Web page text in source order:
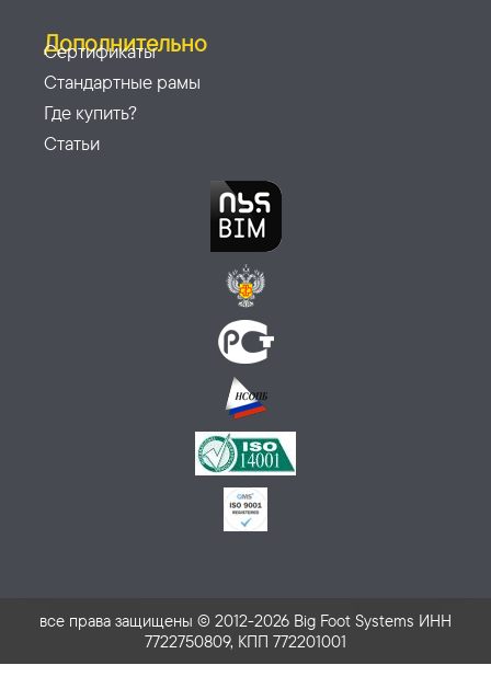
Дополнительно
Сертификаты
Стандартные рамы
Где купить?
Статьи
все права защищены © 2012-2026 Big Foot Systems ИНН
7722750809, КПП 772201001